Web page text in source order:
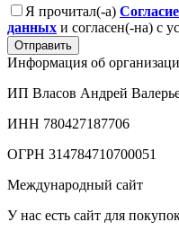
Я прочитал(-а)
данных и согласен(-на) с
Отправить
Информация об
ИП Власов Андрей
ИНН 780427187706
ОГРН 314784710700051
Международный сайт
У нас есть сайт для